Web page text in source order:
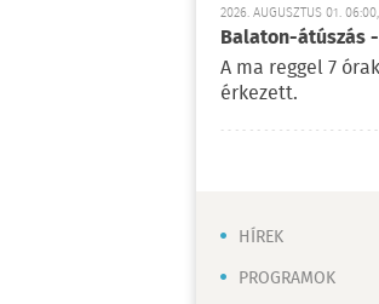
2026. AUGUSZTUS 01.
Balaton-átúszás
A ma reggel 7
érkezett.
HÍREK
PROGRAMOK